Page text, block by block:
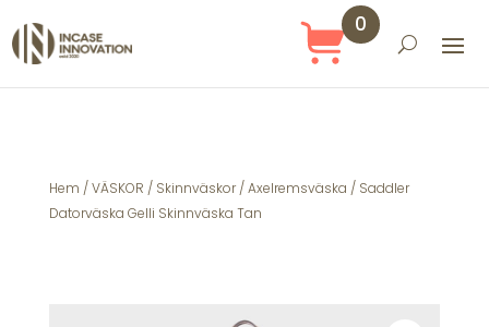
0
Hem /VÄSKOR / Skinnväskor/Axelremsväska / Saddler
Datorväska Gelli Skinnväska Tan